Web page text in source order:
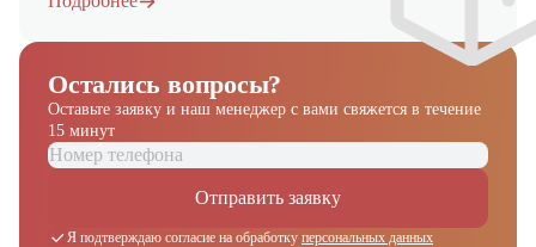
Остались вопросы?
Оставьте заявку и наш менеджер с вами свяжется в течение
15 минут
Отправить заявку
Я подтверждаю согласие на обработку персональных данных